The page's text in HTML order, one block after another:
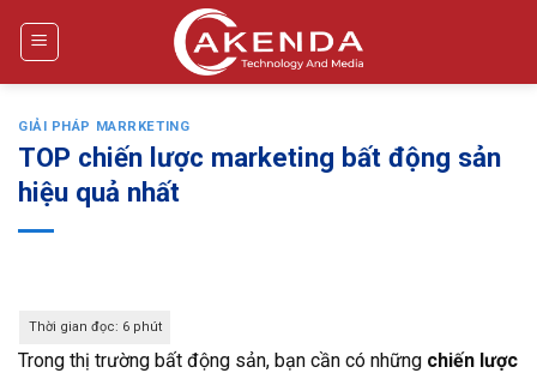
GIẢI PHÁP MARRKETING
TOP chiến lược marketing bất động sản
hiệu quả nhất
Trong thị trường bất động sản, bạn cần có những chiến lược